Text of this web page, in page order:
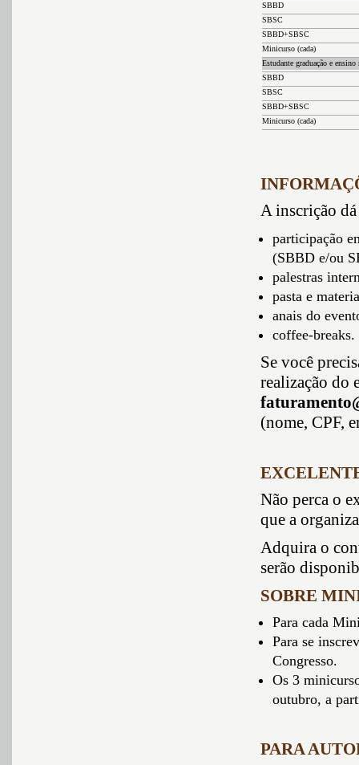
SBBD
SBSC
SBBD+SBSC
Minicurso (cada)
Estudante graduação e
SBBD
SBSC
SBBD+SBSC
Minicurso (cada)
A inscrição
participação
(SBBD e/ou
palestras
pasta e
anais do
coffee-breaks.
Se você
realização do
(nome, CPF,
Não perca o
que a
Adquira o
serão
SOBRE
Para cada
Para se
Congresso.
Os 3
outubro, a
PARA